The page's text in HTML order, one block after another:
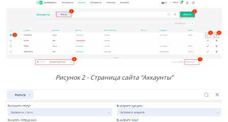
Рисунок 2 - Страница сайта “Аккаунты”